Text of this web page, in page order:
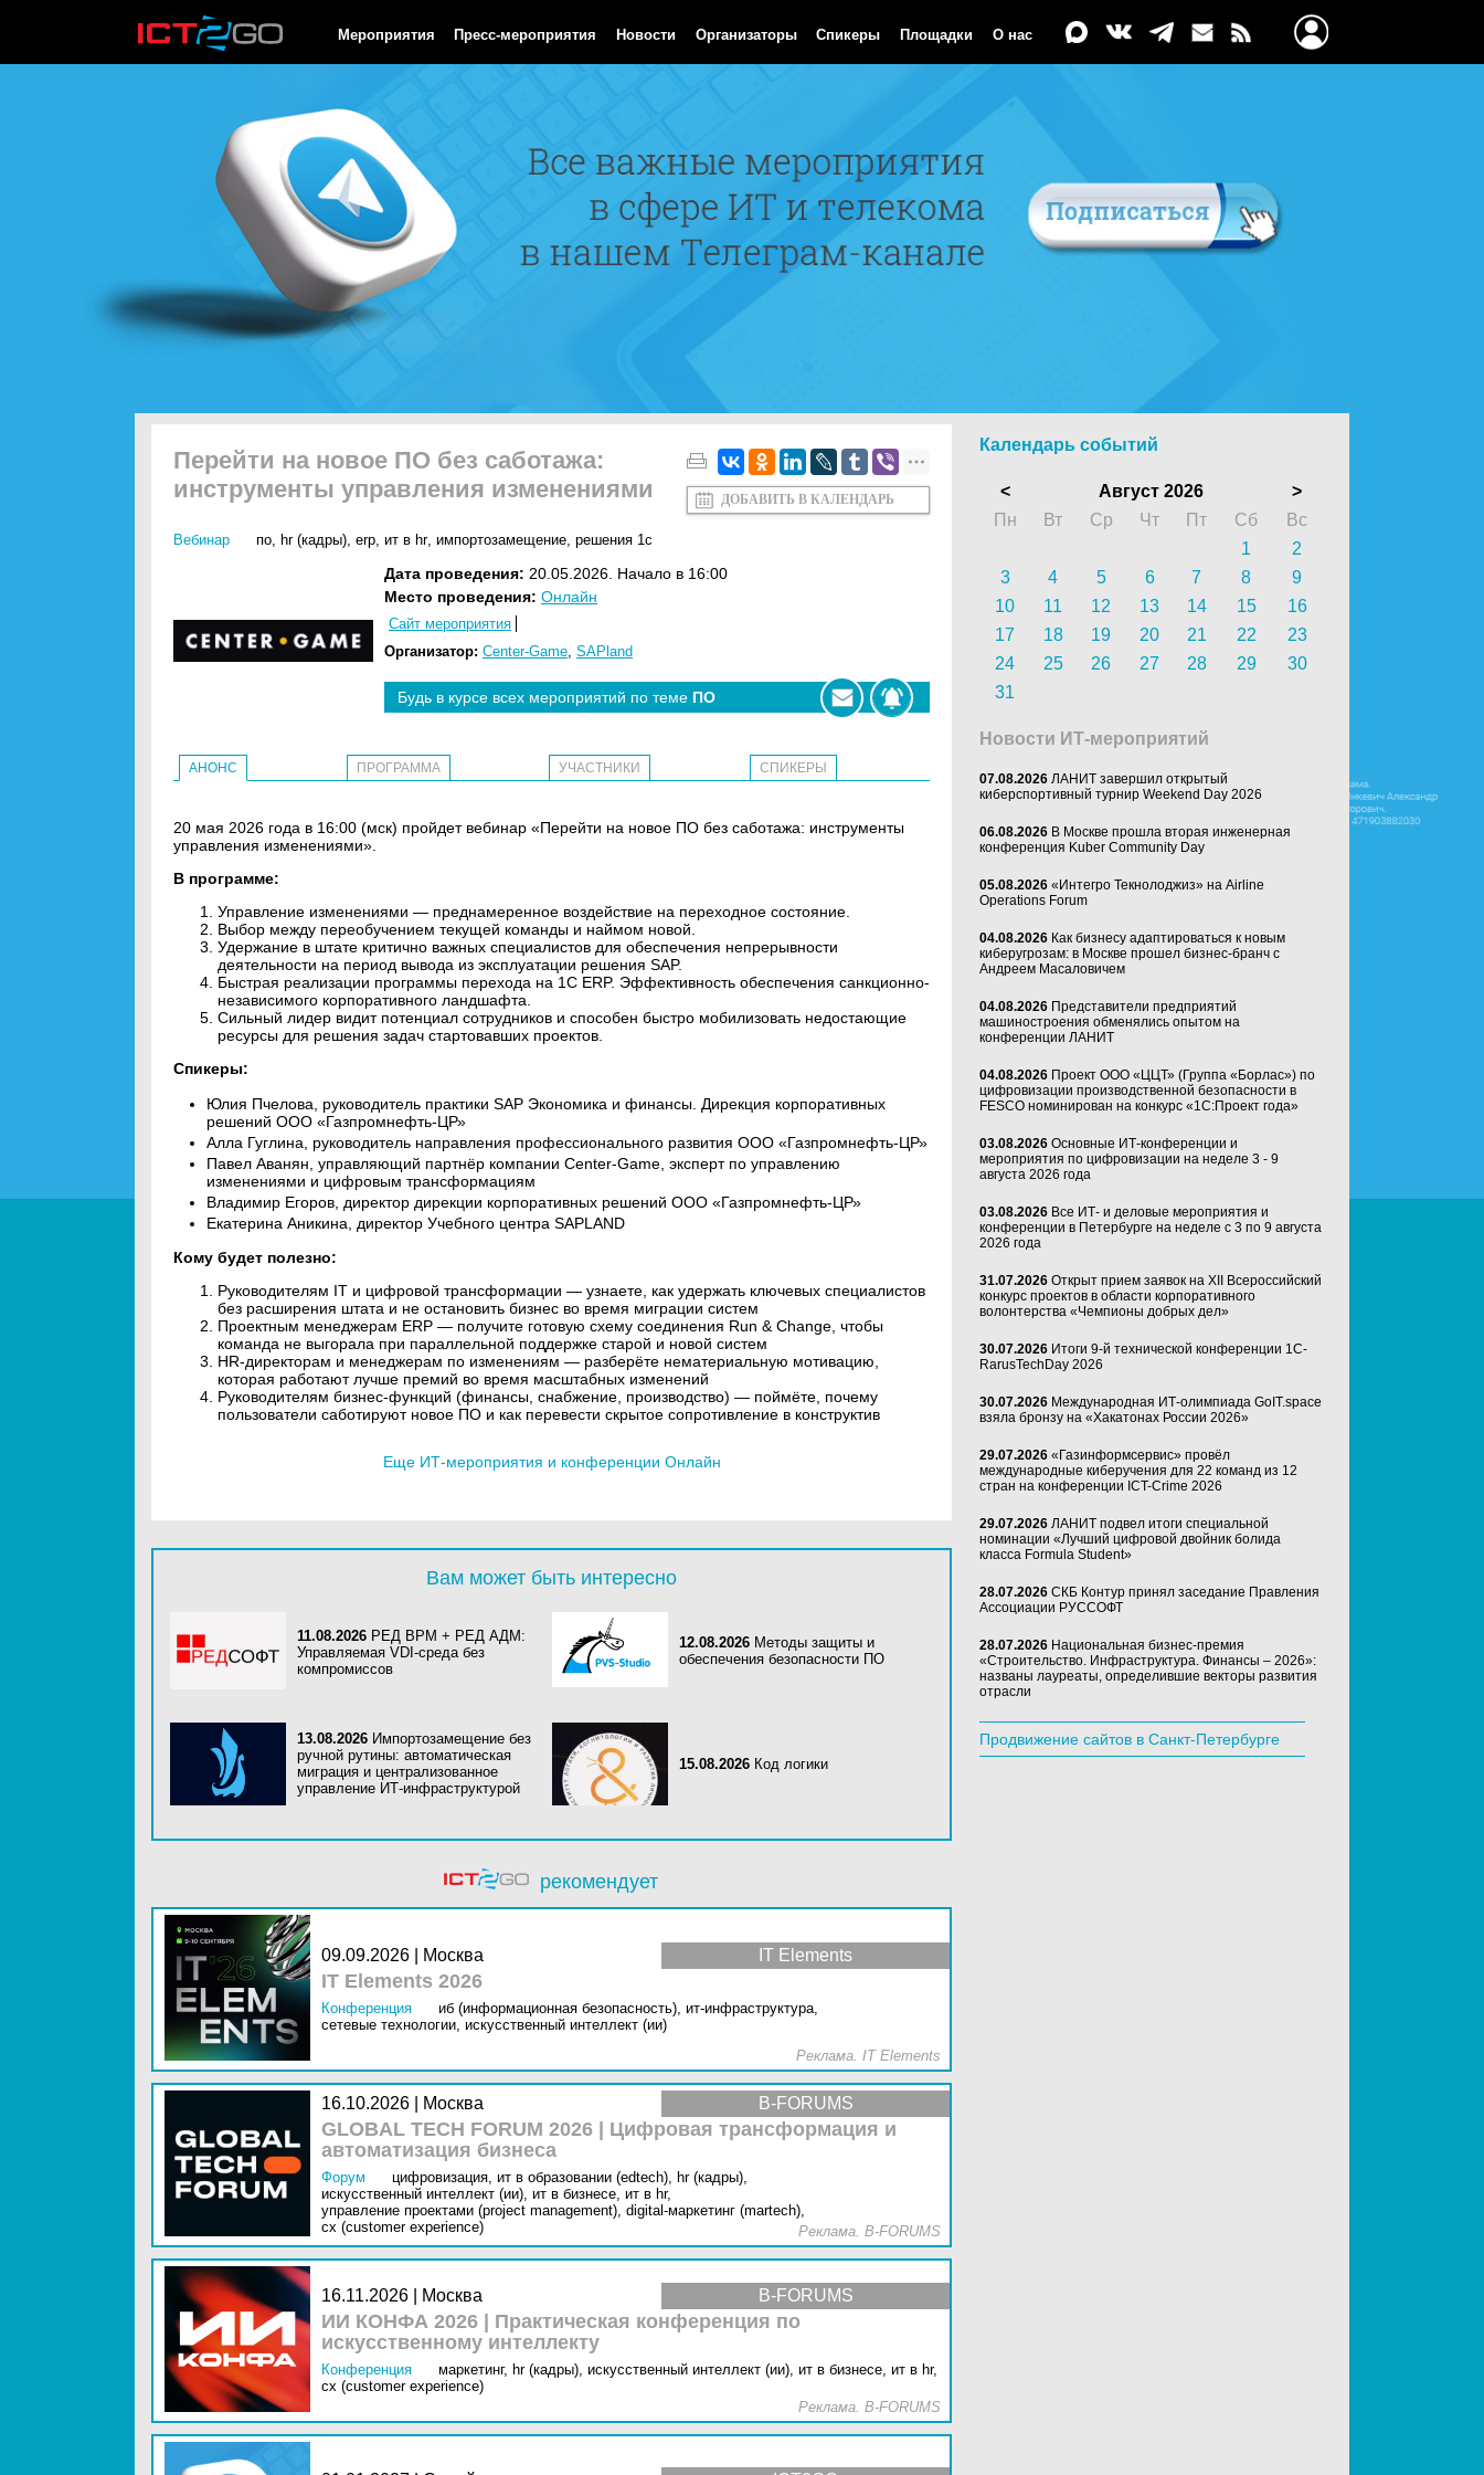
Мероприятия Пресс-мероприятия Новости Организаторы Спикеры Площадки О нас
Перейти на новое ПО без саботажа:
инструменты управления изменениями
ДОБАВИТЬ В КАЛЕНДАРЬ
Вебинар по, hr (кадры), erp, ит в hr, импортозамещение, решения 1с
Дата проведения: 20.05.2026. Начало в 16:00
Место проведения: Онлайн
Сайт мероприятия
Организатор: Center-Game, SAPland
Будь в курсе всех мероприятий по теме ПО
АНОНС ПРОГРАММА УЧАСТНИКИ СПИКЕРЫ
20 мая 2026 года в 16:00 (мск) пройдет вебинар «Перейти на новое ПО без саботажа: инструменты
управления изменениями».
В программе:
Управление изменениями — преднамеренное воздействие на переходное состояние.
Выбор между переобучением текущей команды и наймом новой.
Удержание в штате критично важных специалистов для обеспечения непрерывности
деятельности на период вывода из эксплуатации решения SAP.
Быстрая реализации программы перехода на 1С ERP. Эффективность обеспечения санкционно-
независимого корпоративного ландшафта.
Сильный лидер видит потенциал сотрудников и способен быстро мобилизовать недостающие
ресурсы для решения задач стартовавших проектов.
Спикеры:
Юлия Пчелова, руководитель практики SAP Экономика и финансы. Дирекция корпоративных
решений ООО «Газпромнефть-ЦР»
Алла Гуглина, руководитель направления профессионального развития ООО «Газпромнефть-ЦР»
Павел Аванян, управляющий партнёр компании Center-Game, эксперт по управлению
изменениями и цифровым трансформациям
Владимир Егоров, директор дирекции корпоративных решений ООО «Газпромнефть-ЦР»
Екатерина Аникина, директор Учебного центра SAPLAND
Кому будет полезно:
Руководителям IT и цифровой трансформации — узнаете, как удержать ключевых специалистов
без расширения штата и не остановить бизнес во время миграции систем
Проектным менеджерам ERP — получите готовую схему соединения Run & Change, чтобы
команда не выгорала при параллельной поддержке старой и новой систем
HR-директорам и менеджерам по изменениям — разберёте нематериальную мотивацию,
которая работают лучше премий во время масштабных изменений
Руководителям бизнес-функций (финансы, снабжение, производство) — поймёте, почему
пользователи саботируют новое ПО и как перевести скрытое сопротивление в конструктив
Еще ИТ-мероприятия и конференции Онлайн
Вам может быть интересно
11.08.2026 РЕД ВРМ + РЕД АДМ:
Управляемая VDI-среда без
компромиссов
12.08.2026 Методы защиты и
обеспечения безопасности ПО
13.08.2026 Импортозамещение без
ручной рутины: автоматическая
миграция и централизованное
управление ИТ-инфраструктурой
15.08.2026 Код логики
рекомендует
IT Elements
09.09.2026 | Москва
IT Elements 2026
Конференция иб (информационная безопасность), ит-инфраструктура,
сетевые технологии, искусственный интеллект (ии)
Реклама. IT Elements
B-FORUMS
16.10.2026 | Москва
GLOBAL TECH FORUM 2026 | Цифровая трансформация и
автоматизация бизнеса
Форум цифровизация, ит в образовании (edtech), hr (кадры),
искусственный интеллект (ии), ит в бизнесе, ит в hr,
управление проектами (project management), digital-маркетинг (martech),
cx (customer experience)
Реклама. B-FORUMS
B-FORUMS
16.11.2026 | Москва
ИИ КОНФА 2026 | Практическая конференция по
искусственному интеллекту
Конференция маркетинг, hr (кадры), искусственный интеллект (ии), ит в бизнесе, ит в hr,
cx (customer experience)
Реклама. B-FORUMS
Календарь событий
< Август 2026
>
Пн
Вт Ср Чт Пт Сб
Вс
1
2
3
4 5 6 7 8
9
10
11 12 13 14 15
16
17
18 19 20 21 22
23
24
25 26 27 28 29
30
31
Новости ИТ-мероприятий
07.08.2026 ЛАНИТ завершил открытый
киберспортивный турнир Weekend Day 2026
06.08.2026 В Москве прошла вторая инженерная
конференция Kuber Community Day
05.08.2026 «Интегро Текнолоджиз» на Airline
Operations Forum
04.08.2026 Как бизнесу адаптироваться к новым
киберугрозам: в Москве прошел бизнес-бранч с
Андреем Масаловичем
04.08.2026 Представители предприятий
машиностроения обменялись опытом на
конференции ЛАНИТ
04.08.2026 Проект ООО «ЦЦТ» (Группа «Борлас») по
цифровизации производственной безопасности в
FESCO номинирован на конкурс «1С:Проект года»
03.08.2026 Основные ИТ-конференции и
мероприятия по цифровизации на неделе 3 - 9
августа 2026 года
03.08.2026 Все ИТ- и деловые мероприятия и
конференции в Петербурге на неделе с 3 по 9 августа
2026 года
31.07.2026 Открыт прием заявок на XII Всероссийский
конкурс проектов в области корпоративного
волонтерства «Чемпионы добрых дел»
30.07.2026 Итоги 9-й технической конференции 1C-
RarusTechDay 2026
30.07.2026 Международная ИТ-олимпиада GoIT.space
взяла бронзу на «Хакатонах России 2026»
29.07.2026 «Газинформсервис» провёл
международные киберучения для 22 команд из 12
стран на конференции ICT-Crime 2026
29.07.2026 ЛАНИТ подвел итоги специальной
номинации «Лучший цифровой двойник болида
класса Formula Student»
28.07.2026 СКБ Контур принял заседание Правления
Ассоциации РУССОФТ
28.07.2026 Национальная бизнес-премия
«Строительство. Инфраструктура. Финансы – 2026»:
названы лауреаты, определившие векторы развития
отрасли
Продвижение сайтов в Санкт-Петербурге